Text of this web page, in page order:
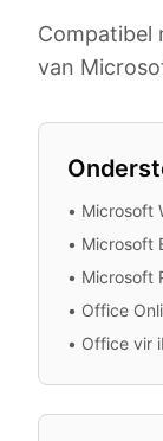
Compatibel
van
• Microsoft
• Microsoft
• Microsoft
• Office
• Office vir